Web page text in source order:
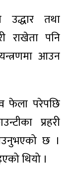
उद्धार तथा
राखेता पनि
आउन
फेला परेपछि
प्रहरी
छ ।
थियो ।